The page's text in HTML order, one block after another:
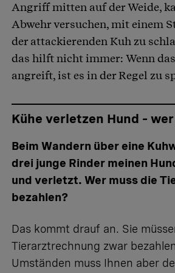
Angriff mitten auf der Weide,
Abwehr versuchen, mit einem
der attackierenden Kuh zu
das hilft nicht immer: Wenn
angreift, ist es in der Regel zu
Kühe verletzen Hund –
Beim Wandern über eine
drei junge Rinder meinen
und verletzt. Wer muss die
bezahlen?
Das kommt drauf an. Sie
Tierarztrechnung zwar
Umständen muss Ihnen aber